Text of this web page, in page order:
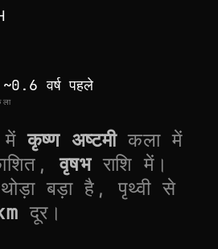
वर्ष पहले
मेंकृष्ण अष्टमीकला में
वृषभराशि में।
बड़ाहै, पृथ्वी से
दूर।